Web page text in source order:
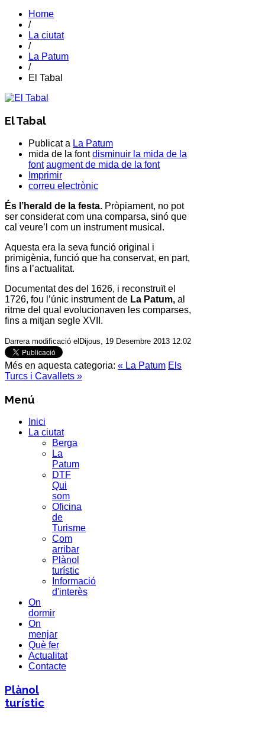
Home
/
La ciutat
/
La Patum
/
El Tabal
El Tabal
Publicat a La Patum
mida de la font disminuir la mida de la
font augment de mida de la font
Imprimir
correu electrònic
És l’herald de la festa. Pròpiament, no pot
ser considerat com una comparsa, sinó que
cal veure’l com un instrument musical.
Aquesta era la seva funció original i
primigènia, funció que ha conservat, en part,
fins a l’actualitat.
Documentat des del 1626, i reconstruït el
1726, fou l’únic instrument de La Patum, al
ritme del qual evolucionaven les comparses,
fins a mitjan segle XVII.
Darrera modificació elDijous, 19 Desembre 2013 12:02
Més en aquesta categoria: « La Patum Els
Turcs i Cavallets »
Menú
Inici
La ciutat
Berga
La
Patum
DTF
Qui
som
Oficina
de
Turisme
Com
arribar
Plànol
turístic
Informació
d'interès
On
dormir
On
menjar
Què fer
Actualitat
Contacte
Plànol
turístic